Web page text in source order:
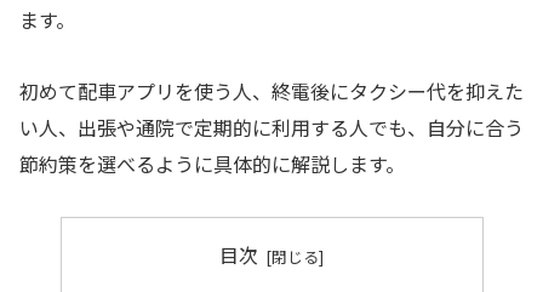
ます。
初めて配車アプリを使う人、終電後にタクシー代を抑えた
い人、出張や通院で定期的に利用する人でも、自分に合う
節約策を選べるように具体的に解説します。
目次